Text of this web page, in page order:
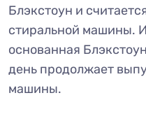
Блэкстоун и
стиральной машины.
основанная
день продолжает
машины.